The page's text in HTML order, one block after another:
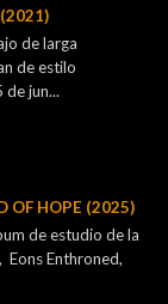
de larga
de estilo
jun...
OF HOPE (2025)
de estudio de la
Enthroned,